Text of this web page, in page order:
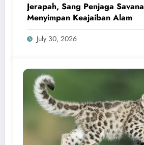
Jerapah, Sang Penjaga
Menyimpan Keajaiban Alam
July 30, 2026